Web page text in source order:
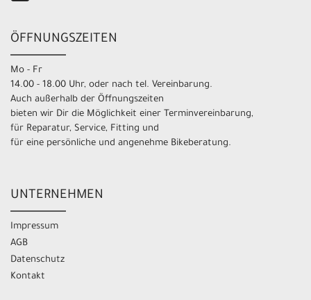
ÖFFNUNGSZEITEN
Mo - Fr
14.00 - 18.00 Uhr, oder nach tel. Vereinbarung.
Auch außerhalb der Öffnungszeiten
bieten wir Dir die Möglichkeit einer Terminvereinbarung,
für Reparatur, Service, Fitting und
für eine persönliche und angenehme Bikeberatung.
UNTERNEHMEN
Impressum
AGB
Datenschutz
Kontakt